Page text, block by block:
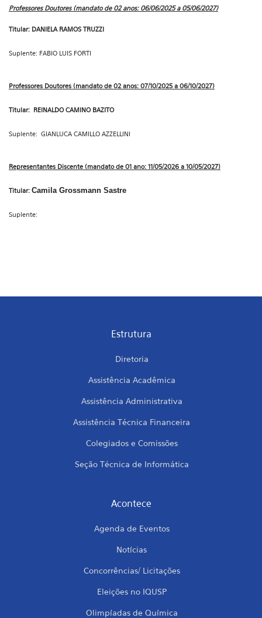
Professores Doutores (mandato de 02 anos: 06/06/2025 a 05/06/2027)
Titular: DANIELA RAMOS TRUZZI
Suplente: FABIO LUIS FORTI
Professores Doutores (mandato de 02 anos: 07/10/2025 a 06/10/2027)
Titular: REINALDO CAMINO BAZITO
Suplente: GIANLUCA CAMILLO AZZELLINI
Representantes Discente (mandato de 01 ano: 11/05/2026 a 10/05/2027)
Titular: Camila Grossmann Sastre
Suplente:
Estrutura
Diretoria
Assistência Acadêmica
Assistência Administrativa
Assistência Técnica Financeira
Colegiados e Comissões
Seção Técnica de Informática
Acontece
Agenda de Eventos
Notícias
Concorrências/ Licitações
Eleições no IQUSP
Olimpíadas de Química